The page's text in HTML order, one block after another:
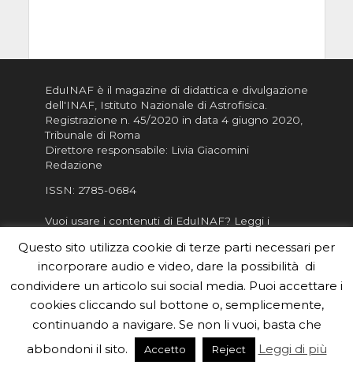
EduINAF è il magazine di didattica e divulgazione
dell'INAF, Istituto Nazionale di Astrofisica
Registrazione n. 45/2020 in data 4 giugno 2020,
Tribunale di Roma
Direttore responsabile: Livia Giacomini
Redazione
ISSN: 2785-0684
Vuoi usare i contenuti di EduINAF? Leggi i
Informativa sulla Privacy
Informatva sui Cookie
Per la rubrica de l'Astronomo risponde, per
inviarci le tue foto o i tuoi contributi, scrivici a
redazione.edu [chiocciola] inaf.it oppure
il form
Questo sito utilizza cookie di terze parti necessari per
incorporare audio e video, dare la possibilità di
condividere un articolo sui social media. Puoi accettare i
cookies cliccando sul bottone o, semplicemente,
continuando a navigare. Se non li vuoi, basta che
abbondoni il sito.
Accetto Reject Leggi di più